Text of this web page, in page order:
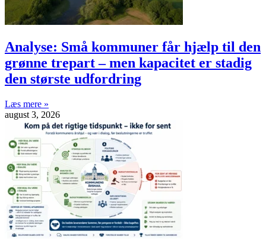
Analyse: Små kommuner får hjælp til den
grønne trepart – men kapacitet er stadig
den største udfordring
Læs mere »
august 3, 2026